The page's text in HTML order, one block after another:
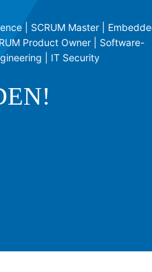
| SCRUM Master |
Product Owner | Software-
| IT Security